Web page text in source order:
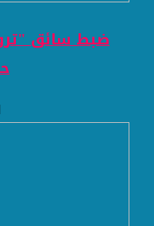
ضبط سائق